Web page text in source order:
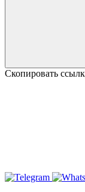
Скопировать